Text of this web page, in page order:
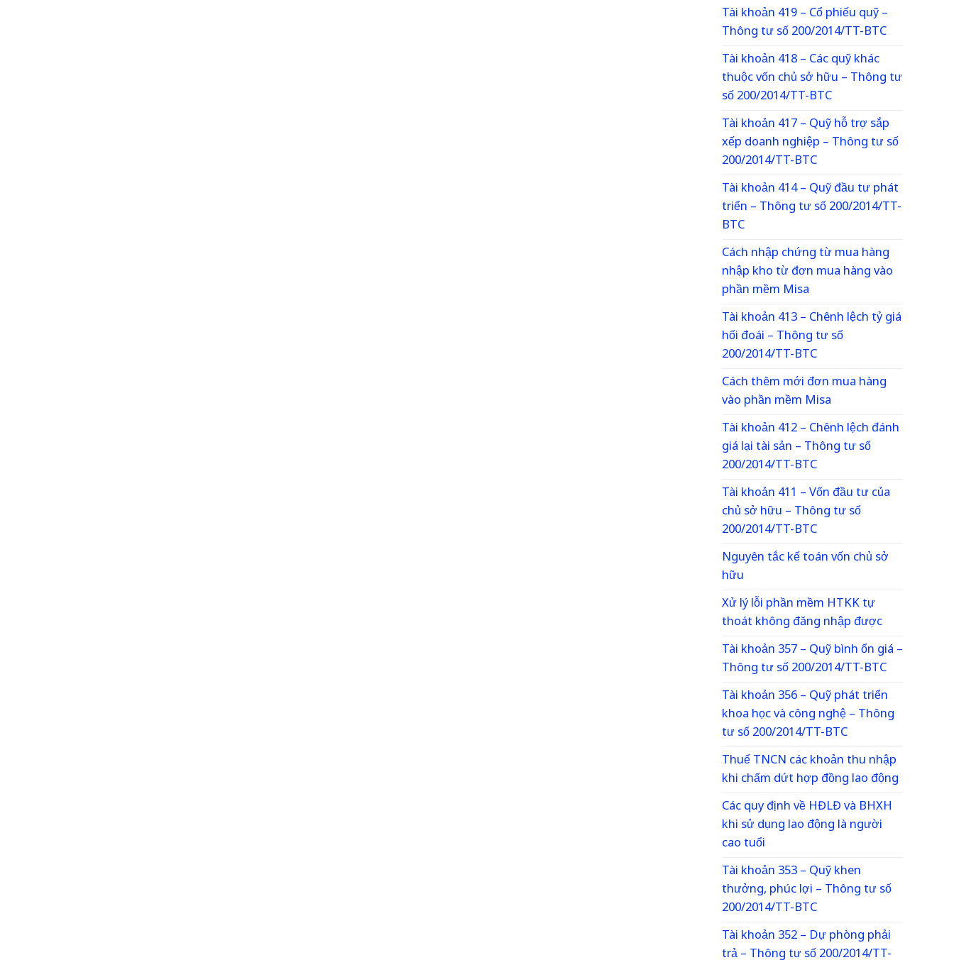
Tài khoản 419 – Cổ phiếu quỹ –
Thông tư số 200/2014/TT-BTC
Tài khoản 418 – Các quỹ khác
thuộc vốn chủ sở hữu – Thông tư
số 200/2014/TT-BTC
Tài khoản 417 – Quỹ hỗ trợ sắp
xếp doanh nghiệp – Thông tư số
200/2014/TT-BTC
Tài khoản 414 – Quỹ đầu tư phát
triển – Thông tư số 200/2014/TT-
BTC
Cách nhập chứng từ mua hàng
nhập kho từ đơn mua hàng vào
phần mềm Misa
Tài khoản 413 – Chênh lệch tỷ giá
hối đoái – Thông tư số
200/2014/TT-BTC
Cách thêm mới đơn mua hàng
vào phần mềm Misa
Tài khoản 412 – Chênh lệch đánh
giá lại tài sản – Thông tư số
200/2014/TT-BTC
Tài khoản 411 – Vốn đầu tư của
chủ sở hữu – Thông tư số
200/2014/TT-BTC
Nguyên tắc kế toán vốn chủ sở
hữu
Xử lý lỗi phần mềm HTKK tự
thoát không đăng nhập được
Tài khoản 357 – Quỹ bình ổn giá –
Thông tư số 200/2014/TT-BTC
Tài khoản 356 – Quỹ phát triển
khoa học và công nghệ – Thông
tư số 200/2014/TT-BTC
Thuế TNCN các khoản thu nhập
khi chấm dứt hợp đồng lao động
Các quy định về HĐLĐ và BHXH
khi sử dụng lao động là người
cao tuổi
Tài khoản 353 – Quỹ khen
thưởng, phúc lợi – Thông tư số
200/2014/TT-BTC
Tài khoản 352 – Dự phòng phải
trả – Thông tư số 200/2014/TT-